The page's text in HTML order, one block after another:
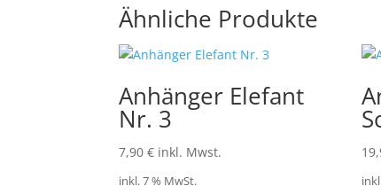
Ähnliche Produkte
Anhänger Elefant
Nr. 3
7,90€ inkl. Mwst.
inkl. 7 % MwSt.